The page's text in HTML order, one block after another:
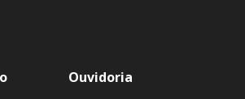
Ouvidoria